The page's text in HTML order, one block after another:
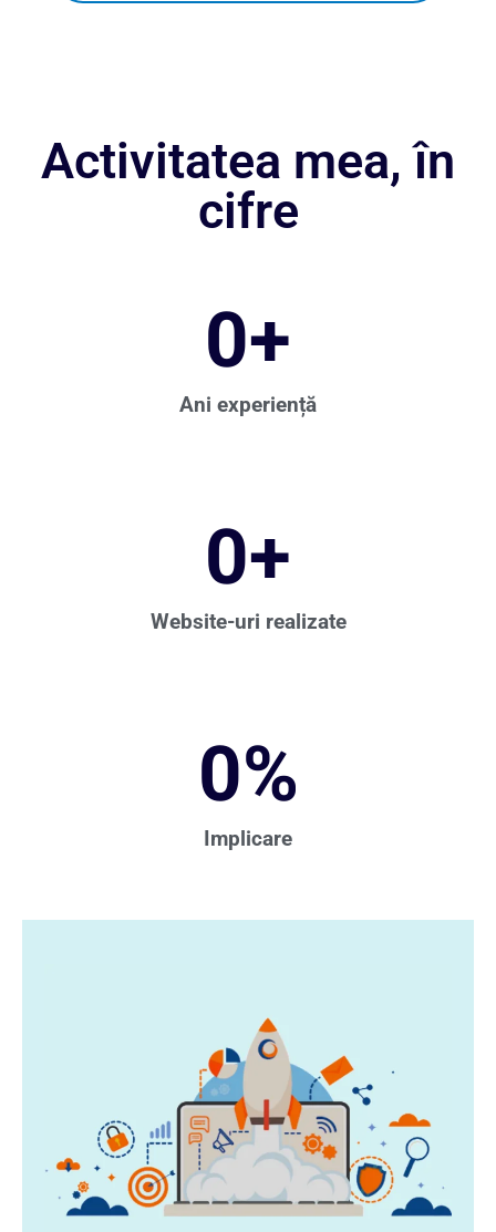
Activitatea mea, în
cifre
Ani experiență
0+
Website-uri realizate
0+
Implicare
0%